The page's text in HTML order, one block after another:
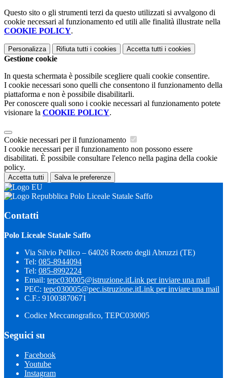
Questo sito o gli strumenti terzi da questo utilizzati si avvalgono di
cookie necessari al funzionamento ed utili alle finalità illustrate nella
COOKIE POLICY.
Personalizza Rifiuta tutti i cookies Accetta tutti i cookies
Gestione cookie
In questa schermata è possibile scegliere quali cookie consentire.
I cookie necessari sono quelli che consentono il funzionamento della
piattaforma e non è possibile disabilitarli.
Per conoscere quali sono i cookie necessari al funzionamento potete
visionare la COOKIE POLICY.
Cookie necessari per il funzionamento
I cookie necessari per il funzionamento non possono essere
disabilitati. È possibile consultare l'elenco nella pagina della cookie
policy.
Accetta tutti Salva le preferenze
Polo Liceale Statale Saffo
Contatti
Polo Liceale Statale Saffo
Via Silvio Pellico – 64026 Roseto degli Abruzzi (TE)
Tel: 085-8944094
Tel: 085-8992224
Email: tepc030005@istruzione.itLink per inviare una mail
PEC: tepc030005@pec.istruzione.itLink per inviare una mail
C.F.: 91003870671
Codice Meccanografico, TEPC030005
Seguici su
Facebook
Youtube
Instagram